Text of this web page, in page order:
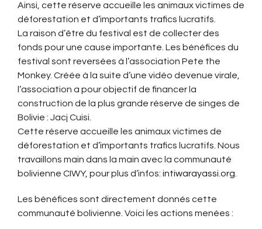
Ainsi, cette réserve accueille les animaux victimes de
déforestation et d’importants trafics lucratifs.
La raison d’être du festival est de collecter des
fonds pour une cause importante. Les bénéfices du
festival sont reversées à l’association Pete the
Monkey. Créée à la suite d’une vidéo devenue virale,
l’association a pour objectif de financer la
construction de la plus grande réserve de singes de
Bolivie : Jacj Cuisi.
Cette réserve accueille les animaux victimes de
déforestation et d’importants trafics lucratifs. Nous
travaillons main dans la main avec la communauté
bolivienne CIWY, pour plus d’infos: intiwarayassi.org.
Les bénéfices sont directement donnés cette
communauté bolivienne. Voici les actions menées :